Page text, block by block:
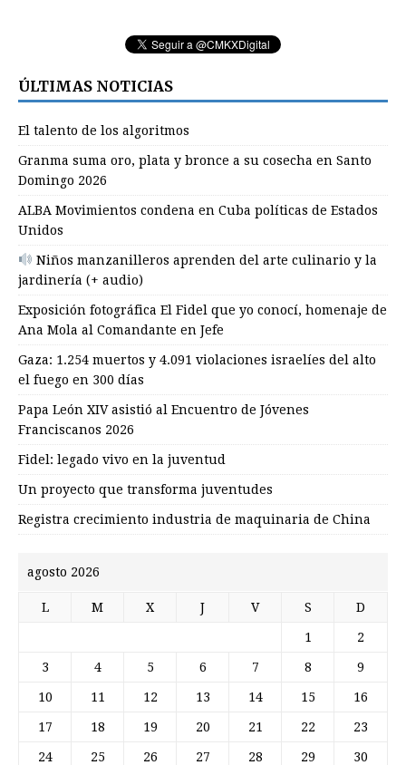
ÚLTIMAS NOTICIAS
El talento de los algoritmos
Granma suma oro, plata y bronce a su cosecha en Santo
Domingo 2026
ALBA Movimientos condena en Cuba políticas de Estados
Unidos
Niños manzanilleros aprenden del arte culinario y la
jardinería (+ audio)
Exposición fotográfica El Fidel que yo conocí, homenaje de
Ana Mola al Comandante en Jefe
Gaza: 1.254 muertos y 4.091 violaciones israelíes del alto
el fuego en 300 días
Papa León XIV asistió al Encuentro de Jóvenes
Franciscanos 2026
Fidel: legado vivo en la juventud
Un proyecto que transforma juventudes
Registra crecimiento industria de maquinaria de China
agosto 2026
L M X J V S D
1 2
3 4 5 6 7 8 9
10 11 12 13 14 15 16
17 18 19 20 21 22 23
24 25 26 27 28 29 30